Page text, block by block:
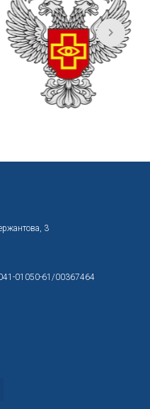
3
01050-61/00367464